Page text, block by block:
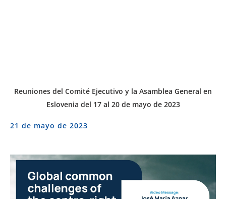
Reuniones del Comité Ejecutivo y la Asamblea General en
Eslovenia del 17 al 20 de mayo de 2023
21 de mayo de 2023